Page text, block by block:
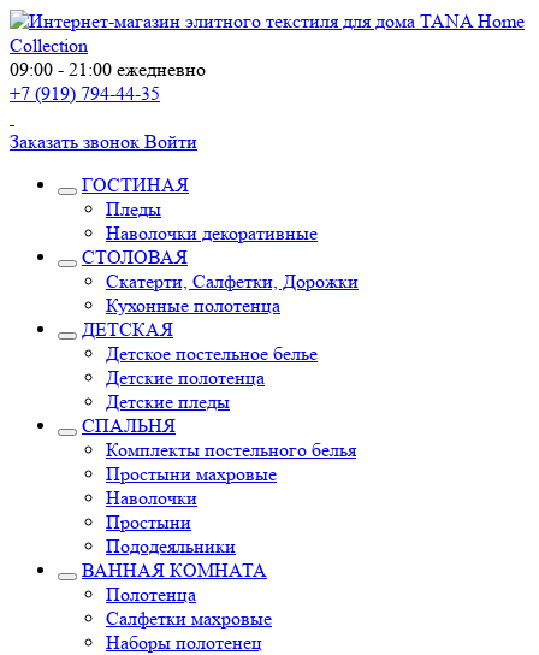
09:00 - 21:00 ежедневно
+7 (919) 794-44-35
Заказать звонок Войти
ГОСТИНАЯ
Пледы
Наволочки декоративные
СТОЛОВАЯ
Скатерти, Салфетки, Дорожки
Кухонные полотенца
ДЕТСКАЯ
Детское постельное белье
Детские полотенца
Детские пледы
СПАЛЬНЯ
Комплекты постельного белья
Простыни махровые
Наволочки
Простыни
Пододеяльники
ВАННАЯ КОМНАТА
Полотенца
Салфетки махровые
Наборы полотенец